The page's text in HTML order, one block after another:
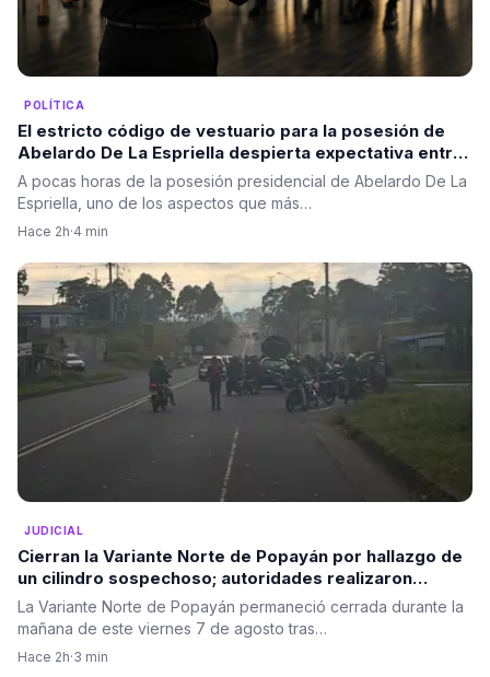
POLÍTICA
El estricto código de vestuario para la posesión de
Abelardo De La Espriella despierta expectativa entre
los invitados: Color negro
A pocas horas de la posesión presidencial de Abelardo De La
Espriella, uno de los aspectos que más…
Hace 2h·4 min
JUDICIAL
Cierran la Variante Norte de Popayán por hallazgo de
un cilindro sospechoso; autoridades realizaron
destrucción controlada
La Variante Norte de Popayán permaneció cerrada durante la
mañana de este viernes 7 de agosto tras…
Hace 2h·3 min